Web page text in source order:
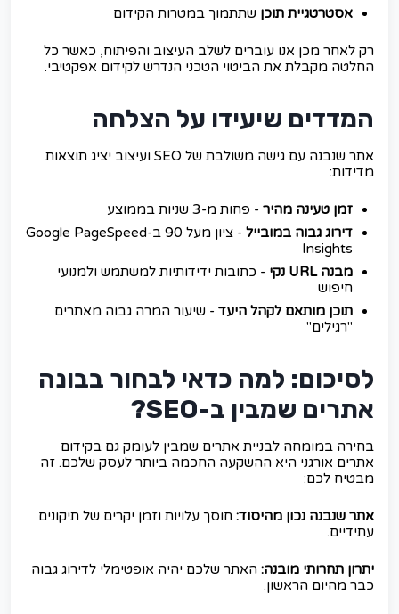
אסטרטגיית תוכן שתתמוך במטרות הקידום
רק לאחר מכן אנו עוברים לשלב העיצוב והפיתוח, כאשר כל
החלטה מקבלת את הביטוי הטכני הנדרש לקידום אפקטיבי.
המדדים שיעידו על הצלחה
אתר שנבנה עם גישה משולבת של SEO ועיצוב יציג תוצאות
מדידות:
זמן טעינה מהיר - פחות מ-3 שניות בממוצע
דירוג גבוה במובייל
- ציון מעל 90 ב-Google PageSpeed
Insights
מבנה URL נקי
- כתובות ידידותיות למשתמש ולמנועי
חיפוש
תוכן מותאם לקהל היעד - שיעור המרה גבוה מאתרים
"רגילים"
לסיכום: למה כדאי לבחור בבונה
אתרים שמבין ב-SEO?
בחירה במומחה לבניית אתרים שמבין לעומק גם בקידום
אתרים אורגני היא ההשקעה החכמה ביותר לעסק שלכם. זה
מבטיח לכם:
אתר שנבנה נכון מהיסוד: חוסך עלויות וזמן יקרים של תיקונים
עתידיים.
יתרון תחרותי מובנה: האתר שלכם יהיה אופטימלי לדירוג גבוה
כבר מהיום הראשון.